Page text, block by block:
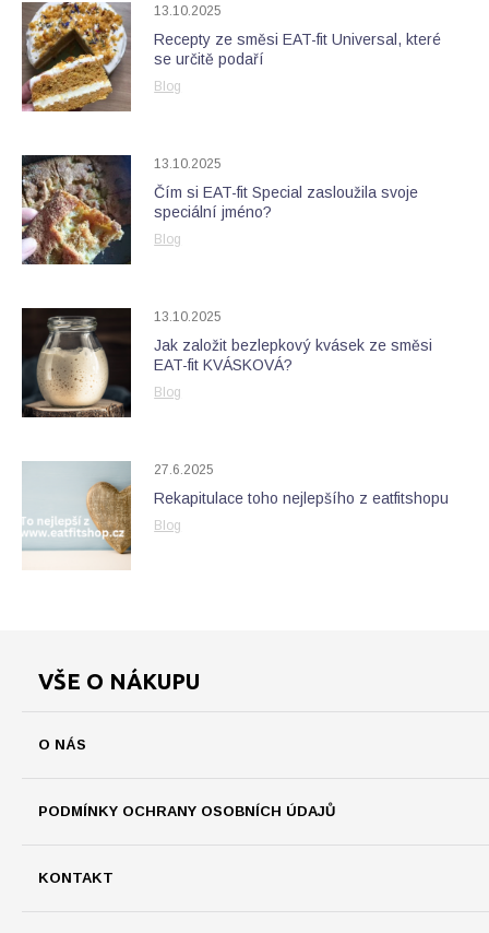
13.10.2025
Recepty ze směsi EAT-fit Universal, které
se určitě podaří
Blog
13.10.2025
Čím si EAT-fit Special zasloužila svoje
speciální jméno?
Blog
13.10.2025
Jak založit bezlepkový kvásek ze směsi
EAT-fit KVÁSKOVÁ?
Blog
27.6.2025
Rekapitulace toho nejlepšího z eatfitshopu
Blog
VŠE O NÁKUPU
O NÁS
PODMÍNKY OCHRANY OSOBNÍCH ÚDAJŮ
KONTAKT